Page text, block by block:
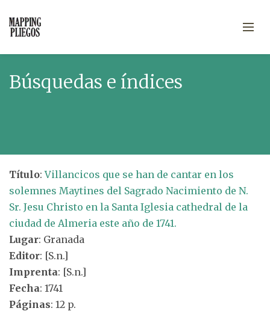
Búsquedas e índices
Título:Villancicos que se han de cantar en los
solemnes Maytines del Sagrado Nacimiento de N.
Sr. Jesu Christo en la Santa Iglesia cathedral de la
ciudad de Almeria este año de 1741.
Lugar: Granada
Editor: [S.n.]
Imprenta: [S.n.]
Fecha: 1741
Páginas: 12 p.